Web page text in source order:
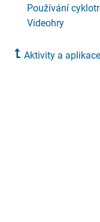
Používání
Videohry
Aktivity a aplikace